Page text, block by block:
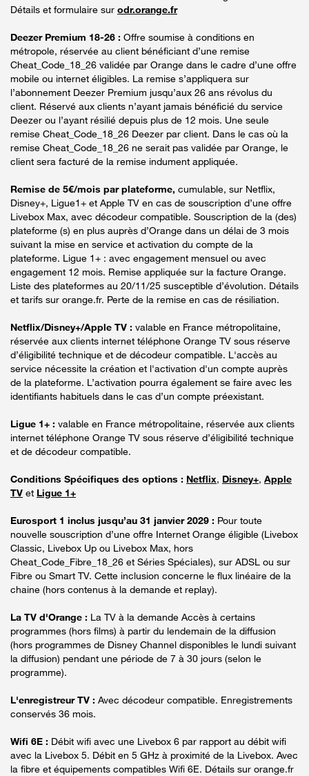
Détails et formulaire sur odr.orange.fr
Deezer Premium 18-26 : Offre soumise à conditions en
métropole, réservée au client bénéficiant d’une remise
Cheat_Code_18_26 validée par Orange dans le cadre d’une offre
mobile ou internet éligibles. La remise s’appliquera sur
l’abonnement Deezer Premium jusqu’aux 26 ans révolus du
client. Réservé aux clients n’ayant jamais bénéficié du service
Deezer ou l’ayant résilié depuis plus de 12 mois. Une seule
remise Cheat_Code_18_26 Deezer par client. Dans le cas où la
remise Cheat_Code_18_26 ne serait pas validée par Orange, le
client sera facturé de la remise indument appliquée.
Remise de 5€/mois par plateforme, cumulable, sur Netflix,
Disney+, Ligue1+ et Apple TV en cas de souscription d’une offre
Livebox Max, avec décodeur compatible. Souscription de la (des)
plateforme (s) en plus auprès d’Orange dans un délai de 3 mois
suivant la mise en service et activation du compte de la
plateforme. Ligue 1+ : avec engagement mensuel ou avec
engagement 12 mois. Remise appliquée sur la facture Orange.
Liste des plateformes au 20/11/25 susceptible d’évolution. Détails
et tarifs sur orange.fr. Perte de la remise en cas de résiliation.
Netflix/Disney+/Apple TV : valable en France métropolitaine,
réservée aux clients internet téléphone Orange TV sous réserve
d’éligibilité technique et de décodeur compatible. L'accès au
service nécessite la création et l'activation d'un compte auprès
de la plateforme. L’activation pourra également se faire avec les
identifiants habituels dans le cas d’un compte préexistant.
Ligue 1+ : valable en France métropolitaine, réservée aux clients
internet téléphone Orange TV sous réserve d’éligibilité technique
et de décodeur compatible.
Conditions Spécifiques des options : Netflix, Disney+, Apple
TV et Ligue 1+
Eurosport 1 inclus jusqu’au 31 janvier 2029 : Pour toute
nouvelle souscription d’une offre Internet Orange éligible (Livebox
Classic, Livebox Up ou Livebox Max, hors
Cheat_Code_Fibre_18_26 et Séries Spéciales), sur ADSL ou sur
Fibre ou Smart TV. Cette inclusion concerne le flux linéaire de la
chaine (hors contenus à la demande et replay).
La TV d'Orange : La TV à la demande Accès à certains
programmes (hors films) à partir du lendemain de la diffusion
(hors programmes de Disney Channel disponibles le lundi suivant
la diffusion) pendant une période de 7 à 30 jours (selon le
programme).
L'enregistreur TV : Avec décodeur compatible. Enregistrements
conservés 36 mois.
Wifi 6E : Débit wifi avec une Livebox 6 par rapport au débit wifi
avec la Livebox 5. Débit en 5 GHz à proximité de la Livebox. Avec
la fibre et équipements compatibles Wifi 6E. Détails sur orange.fr